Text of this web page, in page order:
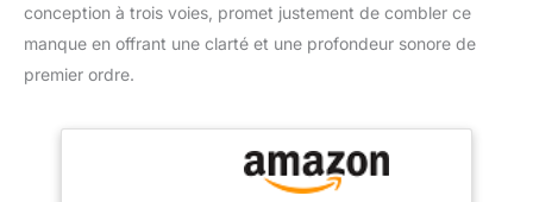
conception à trois voies, promet justement de combler ce
manque en offrant une clarté et une profondeur sonore de
premier ordre.